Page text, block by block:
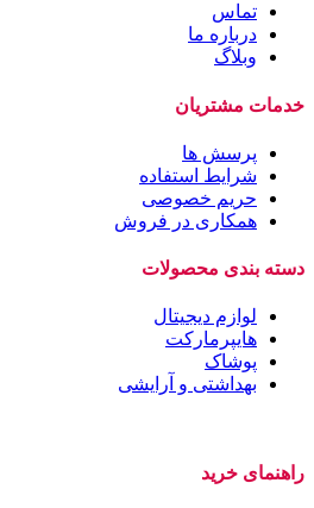
تماس
درباره ما
وبلاگ
خدمات مشتریان
پرسش ها
شرایط استفاده
حریم خصوصی
همکاری در فروش
دسته بندی محصولات
لوازم دیجیتال
هایپرمارکت
پوشاک
بهداشتی و آرایشی
راهنمای خرید